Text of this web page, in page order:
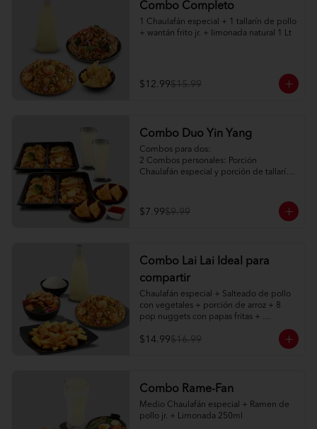
Combo Completo
1 Chaulafán especial + 1 tallarín de pollo
+ wantán frito jr. + limonada natural 1 Lt
$12.99$15.99
Combo Duo Yin Yang
Combos para dos:
2 Combos personales: Porción
Chaulafán especial y porción de tallarín
agridulce
2 limonadas naturales 250ml
$7.99$9.99
Combo Lai Lai Ideal para
compartir
Chaulafán especial + Salteado de pollo
con vegetales + porción de arroz + 8
pop nuggets con papas fritas +
$14.99$16.99
Combo Rame-Fan
Medio Chaulafán especial + Ramen de
pollo jr. + Limonada 250ml